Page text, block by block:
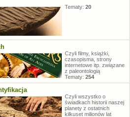
Tematy: 20
Czyli filmy, książki,
czasopisma, strony
internetowe itp. związane
z paleontologią
Tematy: 254
Czyli wszystko o
świadkach historii naszej
planety z ostatnich
kilkuset milionów lat